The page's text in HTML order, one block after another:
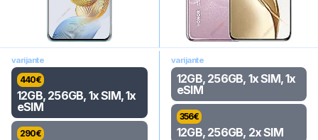
varijante
440€
12GB, 256GB, 1x SIM, 1x
eSIM
290€
varijante
12GB, 256GB, 1x SIM, 1x
eSIM
356€
12GB, 256GB, 2x SIM